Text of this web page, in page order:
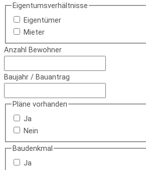
Eigentumsverhältnisse
Eigentümer
Mieter
Anzahl Bewohner
Baujahr / Bauantrag
Pläne vorhanden
Ja
Nein
Baudenkmal
Ja